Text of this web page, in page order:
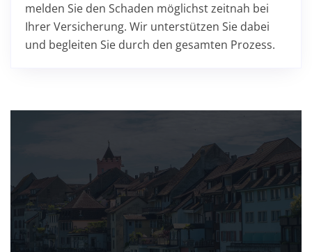
melden Sie den Schaden möglichst zeitnah bei
Ihrer Versicherung. Wir unterstützen Sie dabei
und begleiten Sie durch den gesamten Prozess.